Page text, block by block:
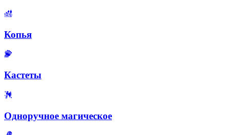
Копья
Кастеты
Одноручное магическое